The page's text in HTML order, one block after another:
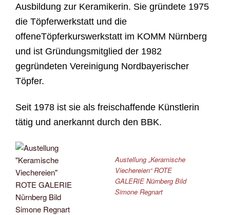
Ausbildung zur Keramikerin. Sie gründete 1975
die Töpferwerkstatt und die
offeneTöpferkurswerkstatt im KOMM Nürnberg
und ist Gründungsmitglied der 1982
gegründeten Vereinigung Nordbayerischer
Töpfer.
Seit 1978 ist sie als freischaffende Künstlerin
tätig und anerkannt durch den BBK.
Austellung „Keramische
Viechereien“ ROTE
GALERIE Nürnberg Bild
Simone Regnart